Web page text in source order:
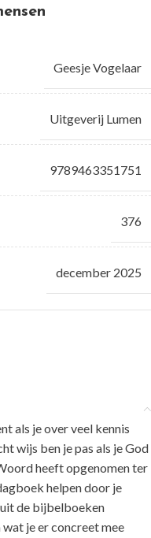
Geesje Vogelaar
Uitgeverij Lumen
9789463351751
376
december 2025
als je over veel kennis
wijs ben je pas als je God
heeft opgenomen ter
helpen door je
de bijbelboeken
je er concreet mee